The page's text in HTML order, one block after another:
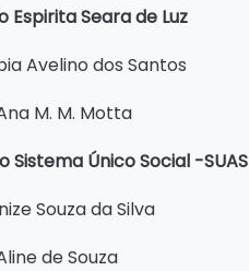
Espirita Seara de Luz
Avelino dos Santos
M. M. Motta
Sistema Único Social -SUAS
Souza da Silva
de Souza